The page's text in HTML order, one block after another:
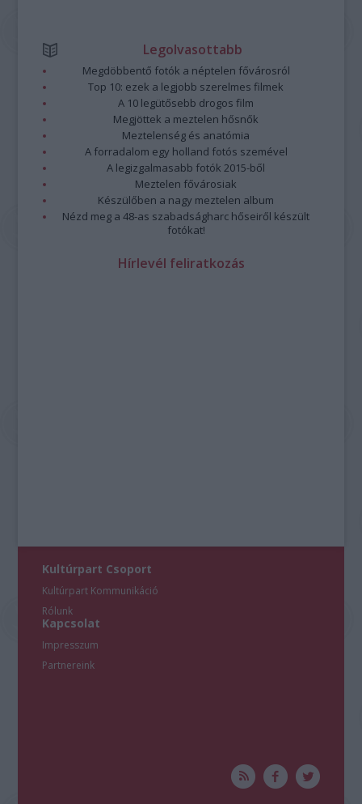
Legolvasottabb
Megdöbbentő fotók a néptelen fővárosról
Top 10: ezek a legjobb szerelmes filmek
A 10 legütősebb drogos film
Megjöttek a meztelen hősnők
Meztelenség és anatómia
A forradalom egy holland fotós szemével
A legizgalmasabb fotók 2015-ből
Meztelen fővárosiak
Készülőben a nagy meztelen album
Nézd meg a 48-as szabadságharc hőseiről készült
fotókat!
Hírlevél feliratkozás
Kultúrpart Csoport
Kultúrpart Kommunikáció
Rólunk
Kapcsolat
Impresszum
Partnereink